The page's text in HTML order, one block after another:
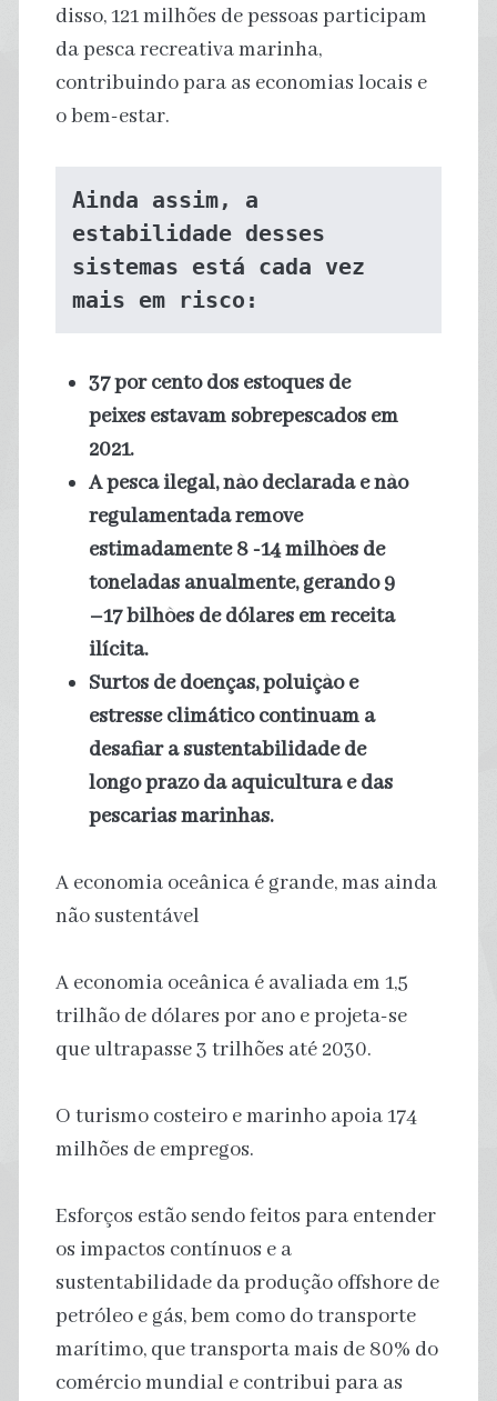
disso, 121 milhões de pessoas participam
da pesca recreativa marinha,
contribuindo para as economias locais e
o bem-estar.
Ainda assim, a
estabilidade desses
sistemas está cada vez
mais em risco:
37 por cento dos estoques de
peixes estavam sobrepescados em
2021.
A pesca ilegal, não declarada e não
regulamentada remove
estimadamente 8 -14 milhões de
toneladas anualmente, gerando 9
–17 bilhões de dólares em receita
ilícita.
Surtos de doenças, poluição e
estresse climático continuam a
desafiar a sustentabilidade de
longo prazo da aquicultura e das
pescarias marinhas.
A economia oceânica é grande, mas ainda
não sustentável
A economia oceânica é avaliada em 1,5
trilhão de dólares por ano e projeta-se
que ultrapasse 3 trilhões até 2030.
O turismo costeiro e marinho apoia 174
milhões de empregos.
Esforços estão sendo feitos para entender
os impactos contínuos e a
sustentabilidade da produção offshore de
petróleo e gás, bem como do transporte
marítimo, que transporta mais de 80% do
comércio mundial e contribui para as